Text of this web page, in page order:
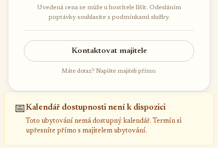
Uvedená cena se může u hostitele lišit. Odesláním
poptávky souhlasíte s podmínkami služby.
Kontaktovat majitele
Máte dotaz? Napište majiteli přímo.
📅Kalendář dostupnosti není k dispozici
Toto ubytování nemá dostupný kalendář. Termín si
upřesníte přímo s majitelem ubytování.